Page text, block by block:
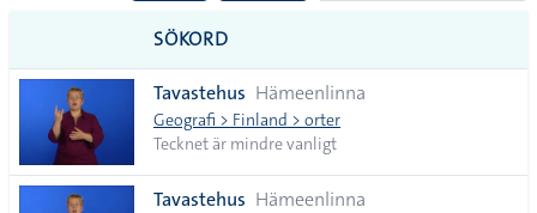
till
alla i
lista
SÖKORD
Tavastehus Hämeenlinna
Geografi > Finland > orter
Tecknet är mindre vanligt
Tavastehus Hämeenlinna